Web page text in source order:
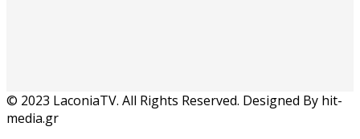
© 2023 LaconiaTV. All Rights Reserved. Designed By hit-
media.gr